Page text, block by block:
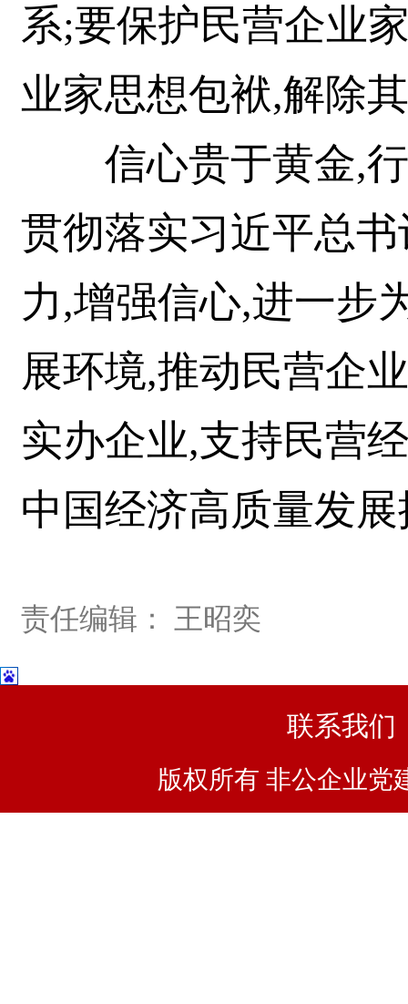
系;要保护民营企业
业家思想包袱,解除
信心贵于黄金,行
贯彻落实习近平总
力,增强信心,进一步
展环境,推动民营企
实办企业,支持民营
中国经济高质量发
责任编辑： 王昭奕
联系我们
版权所有 非公企业党